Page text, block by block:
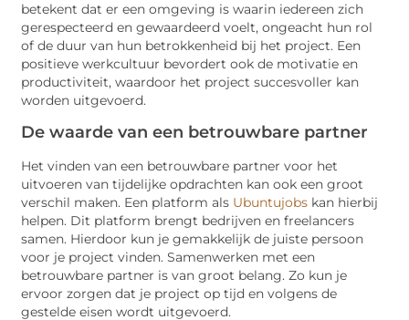
betekent dat er een omgeving is waarin iedereen zich
gerespecteerd en gewaardeerd voelt, ongeacht hun rol
of de duur van hun betrokkenheid bij het project. Een
positieve werkcultuur bevordert ook de motivatie en
productiviteit, waardoor het project succesvoller kan
worden uitgevoerd.
De waarde van een betrouwbare partner
Het vinden van een betrouwbare partner voor het
uitvoeren van tijdelijke opdrachten kan ook een groot
verschil maken. Een platform als Ubuntujobs kan hierbij
helpen. Dit platform brengt bedrijven en freelancers
samen. Hierdoor kun je gemakkelijk de juiste persoon
voor je project vinden. Samenwerken met een
betrouwbare partner is van groot belang. Zo kun je
ervoor zorgen dat je project op tijd en volgens de
gestelde eisen wordt uitgevoerd.